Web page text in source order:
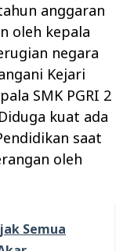
anggaran
oleh kepala
negara
Kejari
SMK PGRI 2
kuat ada
saat
oleh
Semua